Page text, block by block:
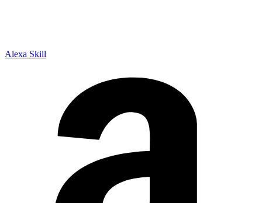
Alexa Skill